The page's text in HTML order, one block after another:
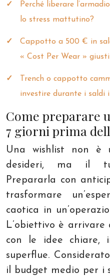
Perché liberare
lo stress mattutino?
Cappotto a 500 € in
« Cost Per Wear »
Trench o cappotto
investire durante i saldi
Come preparare
7 giorni prima
Una wishlist non è
desideri, ma il
Prepararla con
trasformare
caotica in
L’obiettivo è
con le idee chiare,
superflue.
il budget medio per i